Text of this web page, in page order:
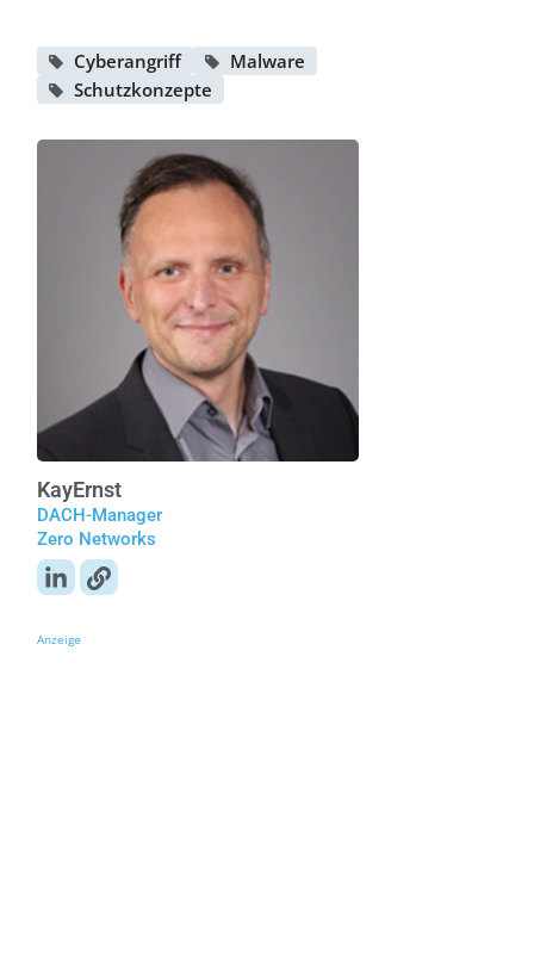
Cyberangriff
Malware
Schutzkonzepte
KayErnst
DACH-Manager
Zero Networks
Anzeige